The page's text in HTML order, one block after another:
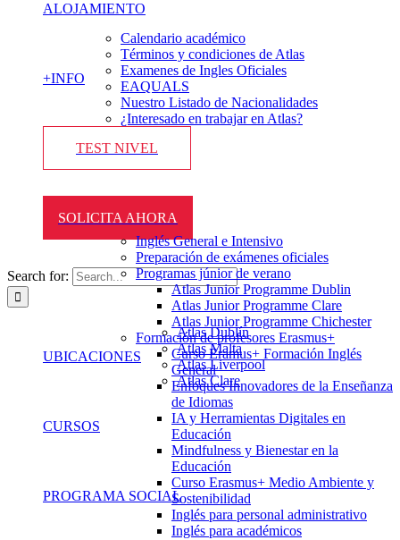
ALOJAMIENTO
+INFO
Calendario académico
Términos y condiciones de Atlas
Examenes de Ingles Oficiales
EAQUALS
Nuestro Listado de Nacionalidades
¿Interesado en trabajar en Atlas?
TEST NIVEL
SOLICITA AHORA
Search for:
UBICACIONES
Atlas Dublín
Atlas Malta
Atlas Liverpool
Atlas Clare
CURSOS
Inglés General e Intensivo
Preparación de exámenes oficiales
Programas júnior de verano
Atlas Junior Programme Dublin
Atlas Junior Programme Clare
Atlas Junior Programme Chichester
Formación de profesores Erasmus+
Curso Eramus+ Formación Inglés
General
Enfoques Innovadores de la Enseñanza
de Idiomas
IA y Herramientas Digitales en
Educación
Mindfulness y Bienestar en la
Educación
Curso Erasmus+ Medio Ambiente y
Sostenibilidad
Inglés para personal administrativo
Inglés para académicos
PROGRAMA SOCIAL